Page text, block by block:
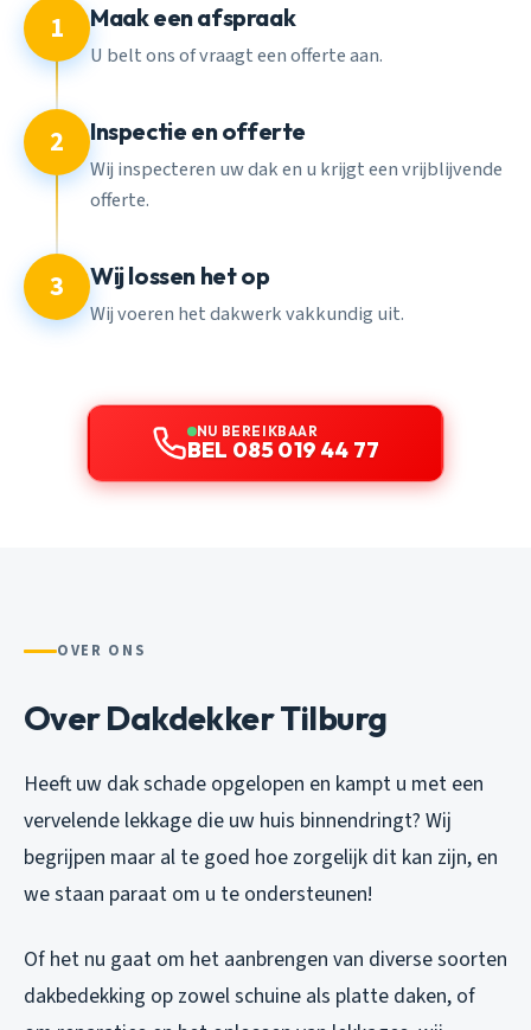
1 Maak een afspraak
U belt ons of vraagt een offerte aan.
2 Inspectie en offerte
Wij inspecteren uw dak en u krijgt een vrijblijvende
offerte.
3 Wij lossen het op
Wij voeren het dakwerk vakkundig uit.
NU BEREIKBAAR
BEL 085 019 44 77
OVER ONS
Over Dakdekker Tilburg
Heeft uw dak schade opgelopen en kampt u met een
vervelende lekkage die uw huis binnendringt? Wij
begrijpen maar al te goed hoe zorgelijk dit kan zijn, en
we staan paraat om u te ondersteunen!
Of het nu gaat om het aanbrengen van diverse soorten
dakbedekking op zowel schuine als platte daken, of